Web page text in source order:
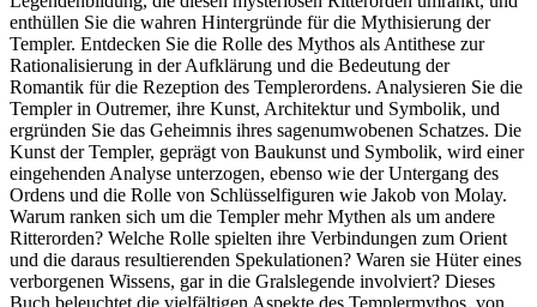
enthüllen Sie die wahren Hintergründe für die Mythisierung der
Templer. Entdecken Sie die Rolle des Mythos als Antithese zur
Rationalisierung in der Aufklärung und die Bedeutung der
Romantik für die Rezeption des Templerordens. Analysieren Sie die
Templer in Outremer, ihre Kunst, Architektur und Symbolik, und
ergründen Sie das Geheimnis ihres sagenumwobenen Schatzes. Die
Kunst der Templer, geprägt von Baukunst und Symbolik, wird einer
eingehenden Analyse unterzogen, ebenso wie der Untergang des
Ordens und die Rolle von Schlüsselfiguren wie Jakob von Molay.
Warum ranken sich um die Templer mehr Mythen als um andere
Ritterorden? Welche Rolle spielten ihre Verbindungen zum Orient
und die daraus resultierenden Spekulationen? Waren sie Hüter eines
verborgenen Wissens, gar in die Gralslegende involviert? Dieses
Buch beleuchtet die vielfältigen Aspekte des Templermythos, von